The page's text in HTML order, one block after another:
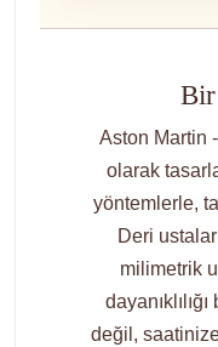
Bir
Aston Martin
olarak
yöntemlerle,
Deri
milimetrik
değil,